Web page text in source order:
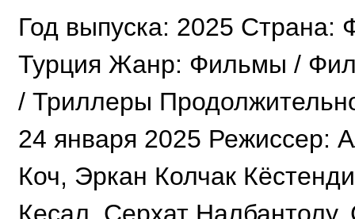
Год выпуска: 2025
Турция Жанр: Фильмы /
/ Триллеры
24 января 2025 Режиссер:
Коч, Эркан Колчак